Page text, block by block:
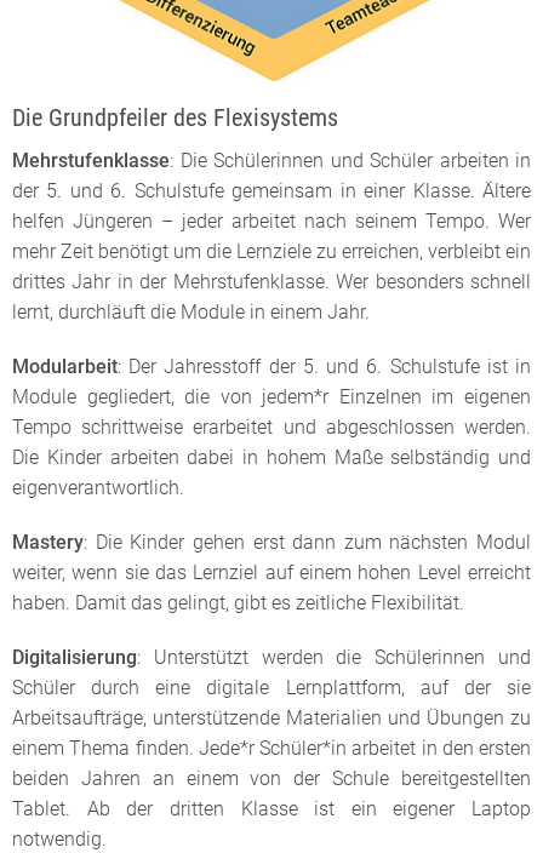
Die Grundpfeiler des Flexisystems
Mehrstufenklasse: Die Schülerinnen und Schüler arbeiten in
der 5. und 6. Schulstufe gemeinsam in einer Klasse. Ältere
helfen Jüngeren – jeder arbeitet nach seinem Tempo. Wer
mehr Zeit benötigt um die Lernziele zu erreichen, verbleibt ein
drittes Jahr in der Mehrstufenklasse. Wer besonders schnell
lernt, durchläuft die Module in einem Jahr.
Modularbeit: Der Jahresstoff der 5. und 6. Schulstufe ist in
Module gegliedert, die von jedem*r Einzelnen im eigenen
Tempo schrittweise erarbeitet und abgeschlossen werden.
Die Kinder arbeiten dabei in hohem Maße selbständig und
eigenverantwortlich.
Mastery: Die Kinder gehen erst dann zum nächsten Modul
weiter, wenn sie das Lernziel auf einem hohen Level erreicht
haben. Damit das gelingt, gibt es zeitliche Flexibilität.
Digitalisierung: Unterstützt werden die Schülerinnen und
Schüler durch eine digitale Lernplattform, auf der sie
Arbeitsaufträge, unterstützende Materialien und Übungen zu
einem Thema finden. Jede*r Schüler*in arbeitet in den ersten
beiden Jahren an einem von der Schule bereitgestellten
Tablet. Ab der dritten Klasse ist ein eigener Laptop
notwendig.